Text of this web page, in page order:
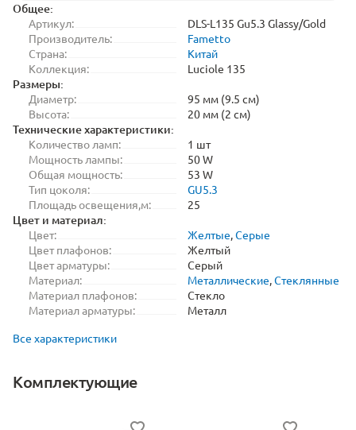
Общее:
Артикул:
DLS-L135 Gu5.3 Glassy/Gold
Производитель:
Fametto
Страна:
Китай
Коллекция:
Luciole 135
Размеры:
Диаметр:
95 мм (9.5 см)
Высота:
20 мм (2 см)
Технические характеристики:
Количество ламп:
1 шт
Мощность лампы:
50 W
Общая мощность:
53 W
Тип цоколя:
GU5.3
Площадь освещения,м:
25
Цвет и материал:
Цвет: Желтые,Серые
Цвет плафонов:
Желтый
Цвет арматуры:
Серый
Материал:
Металлические,Стеклянные
Материал плафонов:
Стекло
Материал арматуры:
Металл
Все характеристики
Комплектующие